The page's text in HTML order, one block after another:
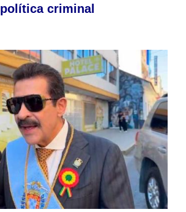
política criminal